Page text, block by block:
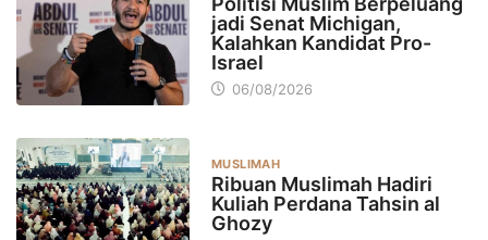
jadi Senat Michigan,
Kalahkan Kandidat Pro-
Israel
06/08/2026
MUSLIMAH
Ribuan Muslimah Hadiri
Kuliah Perdana Tahsin al
Ghozy